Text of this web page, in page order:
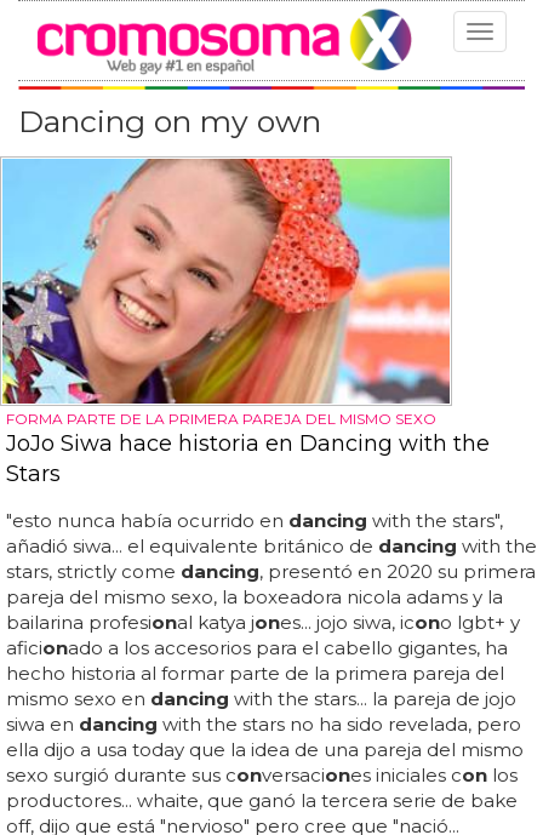
Toggle
Dancing on my own
FORMA PARTE DE LA PRIMERA PAREJA DEL MISMO SEXO
JoJo Siwa hace historia en Dancing with the
Stars
"esto nunca había ocurrido en dancing with the stars",
añadió siwa... el equivalente británico de dancing with the
stars, strictly come dancing, presentó en 2020 su primera
pareja del mismo sexo, la boxeadora nicola adams y la
bailarina profesional katya jones... jojo siwa, icono lgbt+ y
aficionado a los accesorios para el cabello gigantes, ha
hecho historia al formar parte de la primera pareja del
mismo sexo en dancing with the stars... la pareja de jojo
siwa en dancing with the stars no ha sido revelada, pero
ella dijo a usa today que la idea de una pareja del mismo
sexo surgió durante sus conversaciones iniciales con los
productores... whaite, que ganó la tercera serie de bake
off, dijo que está "nervioso" pero cree que "nació...